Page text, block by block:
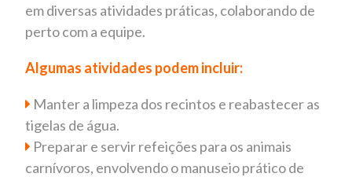
em diversas atividades práticas, colaborando de
perto com a equipe.
Algumas atividades podem incluir:
Manter a limpeza dos recintos e reabastecer as
tigelas de água.
Preparar e servir refeições para os animais
carnívoros, envolvendo o manuseio prático de